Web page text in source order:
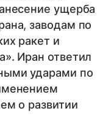
ущерба
заводам по
ракет и
Иран ответил
ударами по
о развитии